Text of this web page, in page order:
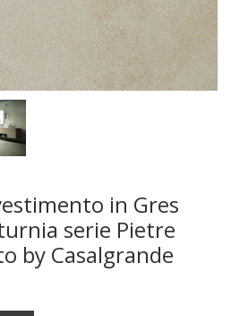
in Gres
serie Pietre
by Casalgrande